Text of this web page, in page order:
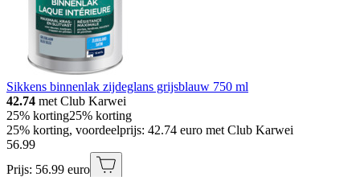
Sikkens binnenlak zijdeglans grijsblauw 750 ml
42.74 met Club Karwei
25% korting25% korting
25% korting, voordeelprijs: 42.74 euro met Club Karwei
56.99
Prijs: 56.99 euro